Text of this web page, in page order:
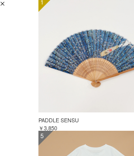
1
PADDLE SENSU
￥3,850
5